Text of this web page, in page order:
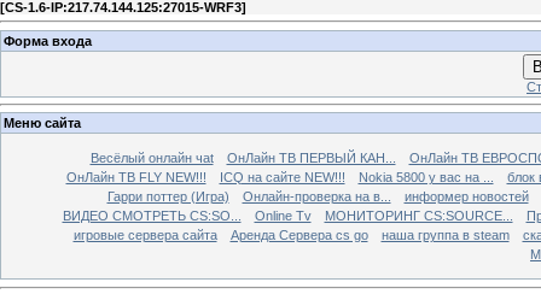
[CS-1.6-IP:217.74.144.125:27015-WRF3]
Форма входа
Меню сайта
Весёлый онлайн чаt ОнЛайн ТВ ПЕРВЫЙ КАН...
ОнЛайн ТВ
ОнЛайн ТВ FLY NEW!!!
ICQ на сайте NEW!!! Nokia 5800 у вас на ...
блок
Гарри поттер (Игра)
Онлайн-проверка на в...
информер новостей
ВИДЕО СМОТРЕТЬ CS:SO...
Online Tv МОНИТОРИНГ CS:SOURCE...
игровые сервера сайта
Аренда Сервера cs go наша группа в steam